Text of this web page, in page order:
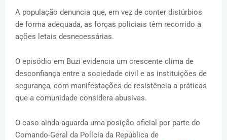
A população denuncia que, em vez de conter distúrbios
de forma adequada, as forças policiais têm recorrido a
ações letais desnecessárias.
O episódio em Buzi evidencia um crescente clima de
desconfiança entre a sociedade civil e as instituições de
segurança, com manifestações de resistência a práticas
que a comunidade considera abusivas.
O caso ainda aguarda uma posição oficial por parte do
Comando-Geral da Polícia da República de